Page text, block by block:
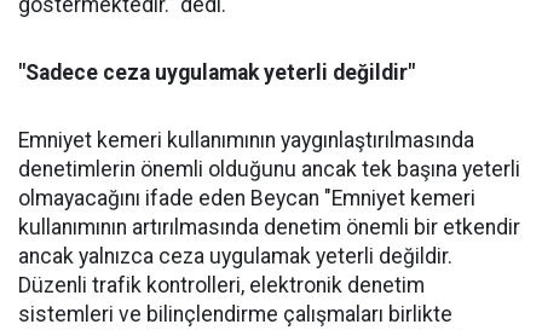
göstermektedir." dedi.
"Sadece ceza uygulamak yeterli değildir"
Emniyet kemeri kullanımının yaygınlaştırılmasında
denetimlerin önemli olduğunu ancak tek başına yeterli
olmayacağını ifade eden Beycan "Emniyet kemeri
kullanımının artırılmasında denetim önemli bir etkendir
ancak yalnızca ceza uygulamak yeterli değildir.
Düzenli trafik kontrolleri, elektronik denetim
sistemleri ve bilinçlendirme çalışmaları birlikte